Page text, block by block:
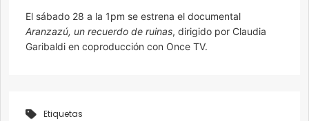
El sábado 28 a la 1pm se estrena el documental
Aranzazú, un recuerdo de ruinas, dirigido por Claudia
Garibaldi en coproducción con Once TV.
Etiquetas